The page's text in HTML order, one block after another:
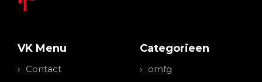
VK Menu
Contact
Categorieen
omfg